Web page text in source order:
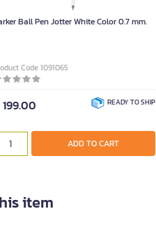
Ball Pen Jotter White Color 0.7 mm.
Code 1091065
READY TO SHIP
ADD TO CART
item